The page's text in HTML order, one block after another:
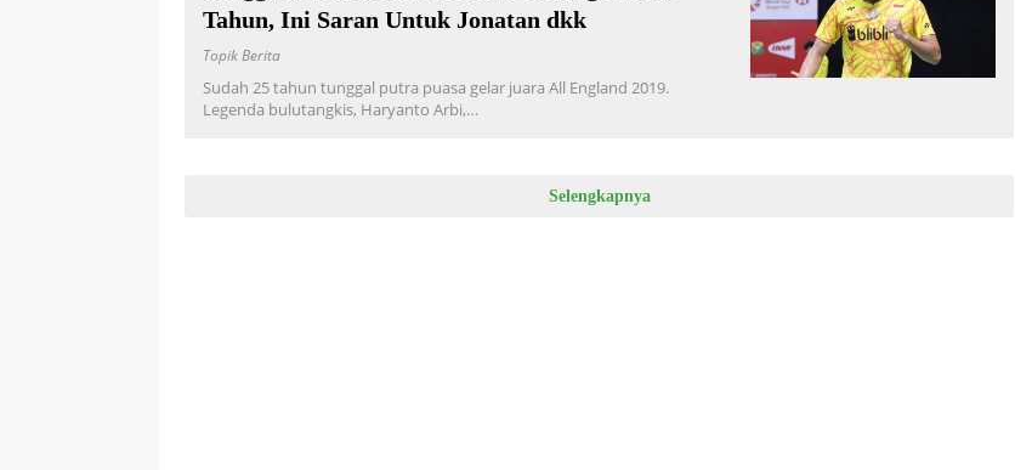
Tahun, Ini Saran Untuk Jonatan dkk
Topik Berita
Sudah 25 tahun tunggal putra puasa gelar juara All England 2019.
Legenda bulutangkis, Haryanto Arbi,…
Selengkapnya